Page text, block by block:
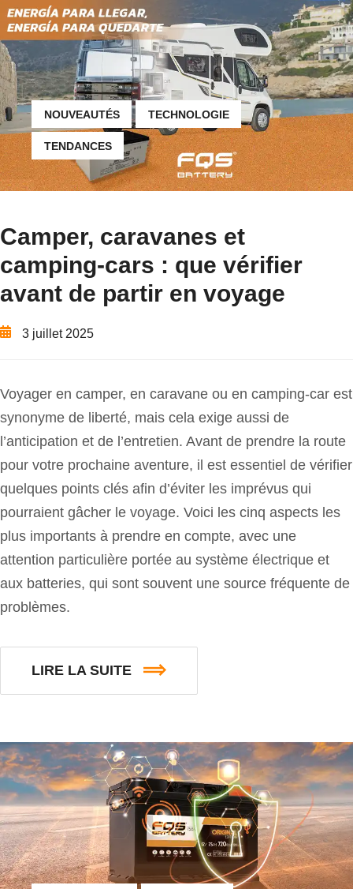
NOUVEAUTÉS TECHNOLOGIE
TENDANCES
Camper, caravanes et
camping-cars : que vérifier
avant de partir en voyage
3 juillet 2025
Voyager en camper, en caravane ou en camping-car est
synonyme de liberté, mais cela exige aussi de
l’anticipation et de l’entretien. Avant de prendre la route
pour votre prochaine aventure, il est essentiel de vérifier
quelques points clés afin d’éviter les imprévus qui
pourraient gâcher le voyage. Voici les cinq aspects les
plus importants à prendre en compte, avec une
attention particulière portée au système électrique et
aux batteries, qui sont souvent une source fréquente de
problèmes.
LIRE LA SUITE